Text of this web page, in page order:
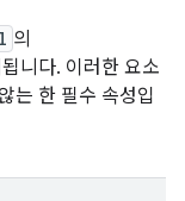
의
니다. 이러한 요소
는 한 필수 속성입